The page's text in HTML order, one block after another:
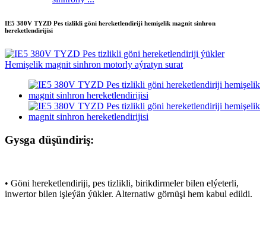
IE5 380V TYZD Pes tizlikli göni hereketlendiriji hemişelik magnit sinhron
hereketlendirijisi
Gysga düşündiriş:
• Göni hereketlendiriji, pes tizlikli, birikdirmeler bilen elýeterli,
inwertor bilen işleýän ýükler. Alternatiw görnüşi hem kabul edildi.